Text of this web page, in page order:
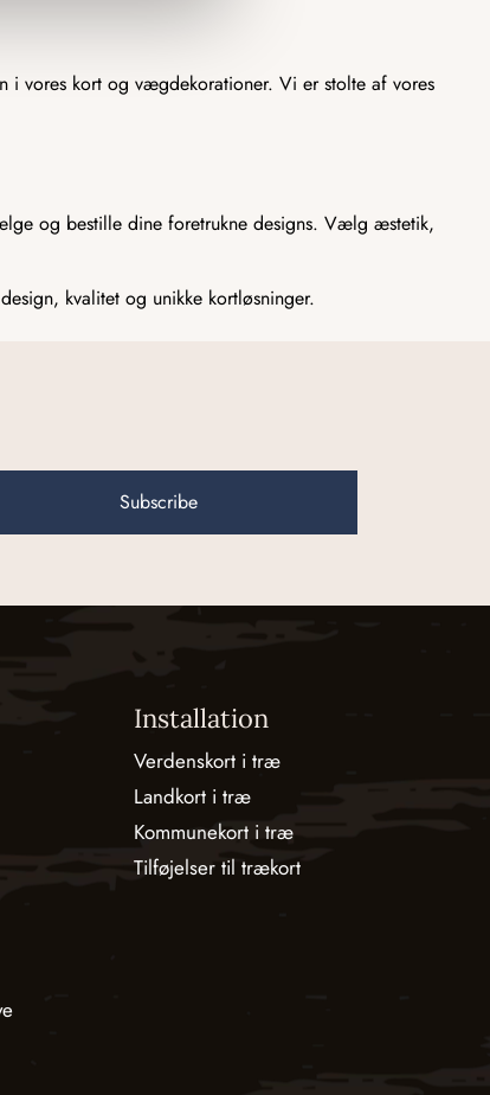
i vores kort og vægdekorationer. Vi er stolte af vores
og bestille dine foretrukne designs. Vælg æstetik,
kvalitet og unikke kortløsninger.
Subscribe
Installation
Verdenskort i træ
Landkort i træ
Kommunekort i træ
Tilføjelser til trækort